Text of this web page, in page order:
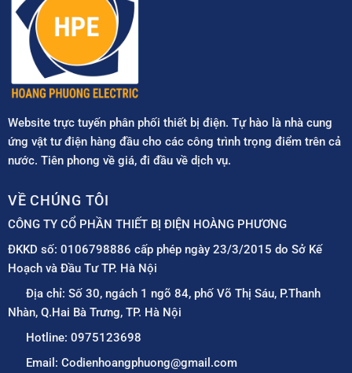
Website trực tuyến phân phối thiết bị điện. Tự hào là nhà cung
ứng vật tư điện hàng đầu cho các công trình trọng điểm trên cả
nước. Tiên phong về giá, đi đầu về dịch vụ.
VỀ CHÚNG TÔI
CÔNG TY CỔ PHẦN THIẾT BỊ ĐIỆN HOÀNG PHƯƠNG
ĐKKD số: 0106798886 cấp phép ngày 23/3/2015 do Sở Kế
Hoạch và Đầu Tư TP. Hà Nội
Địa chỉ: Số 30, ngách 1 ngõ 84, phố Võ Thị Sáu, P.Thanh
Nhàn, Q.Hai Bà Trưng, TP. Hà Nội
Hotline: 0975123698
Email: Codienhoangphuong@gmail.com